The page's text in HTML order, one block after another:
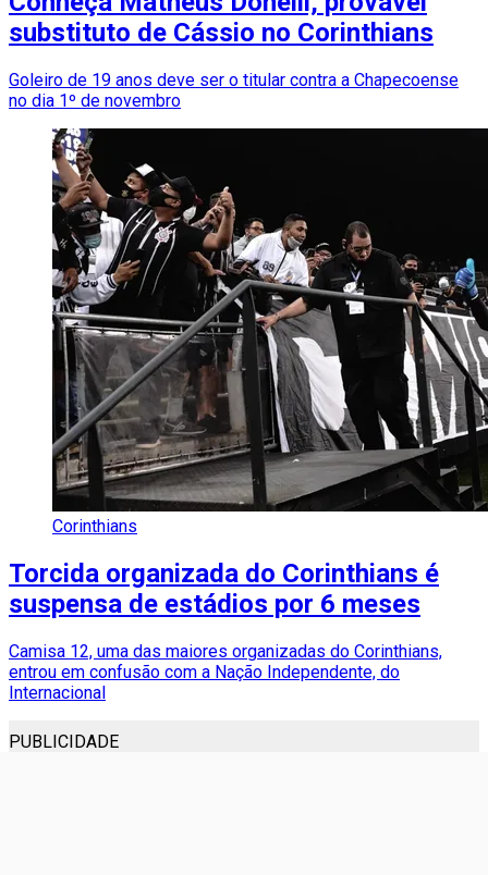
substituto de Cássio no Corinthians
Goleiro de 19 anos deve ser o titular contra a Chapecoense
no dia 1º de novembro
Corinthians
Torcida organizada do Corinthians é
suspensa de estádios por 6 meses
Camisa 12, uma das maiores organizadas do Corinthians,
entrou em confusão com a Nação Independente, do
Internacional
PUBLICIDADE